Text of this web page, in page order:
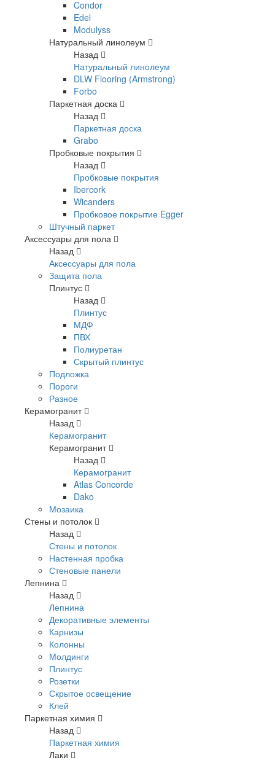
Condor
Edel
Modulyss
Натуральный линолеум
Назад
Натуральный линолеум
DLW Flooring (Armstrong)
Forbo
Паркетная доска
Назад
Паркетная доска
Grabo
Пробковые покрытия
Назад
Пробковые покрытия
Ibercork
Wicanders
Пробковое покрытие Egger
Штучный паркет
Аксессуары для пола
Назад
Аксессуары для пола
Защита пола
Плинтус
Назад
Плинтус
МДФ
ПВХ
Полиуретан
Скрытый плинтус
Подложка
Пороги
Разное
Керамогранит
Назад
Керамогранит
Керамогранит
Назад
Керамогранит
Atlas Concorde
Dako
Мозаика
Стены и потолок
Назад
Стены и потолок
Настенная пробка
Стеновые панели
Лепнина
Назад
Лепнина
Декоративные элементы
Карнизы
Колонны
Молдинги
Плинтус
Розетки
Скрытое освещение
Клей
Паркетная химия
Назад
Паркетная химия
Лаки